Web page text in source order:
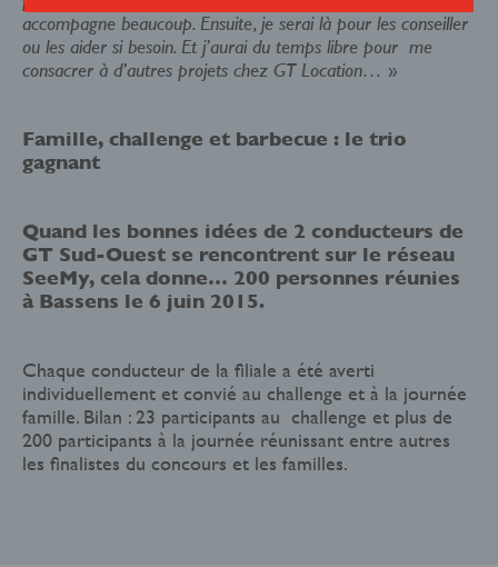
accompagne beaucoup. Ensuite, je serai là pour les conseiller
ou les aider si besoin. Et j’aurai du temps libre pour me
consacrer à d’autres projets chez GT Location… »
Famille, challenge et barbecue : le trio
gagnant
Quand les bonnes idées de 2 conducteurs de
GT Sud-Ouest se rencontrent sur le réseau
SeeMy, cela donne… 200 personnes réunies
à Bassens le 6 juin 2015.
Chaque conducteur de la filiale a été averti
individuellement et convié au challenge et à la journée
famille. Bilan : 23 participants au challenge et plus de
200 participants à la journée réunissant entre autres
les finalistes du concours et les familles.